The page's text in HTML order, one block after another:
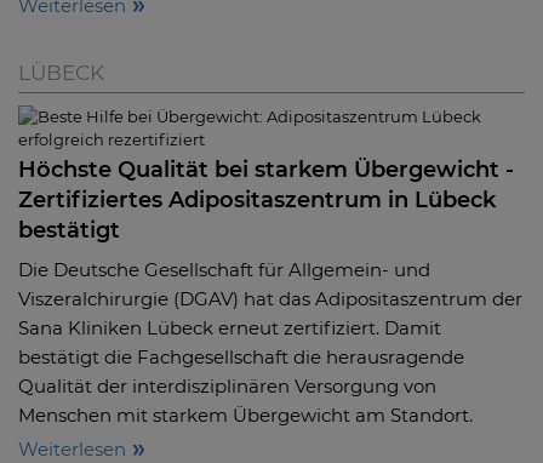
Weiterlesen
LÜBECK
Höchste Qualität bei starkem Übergewicht -
Zertifiziertes Adipositaszentrum in Lübeck
bestätigt
Die Deutsche Gesellschaft für Allgemein- und
Viszeralchirurgie (DGAV) hat das Adipositaszentrum der
Sana Kliniken Lübeck erneut zertifiziert. Damit
bestätigt die Fachgesellschaft die herausragende
Qualität der interdisziplinären Versorgung von
Menschen mit starkem Übergewicht am Standort.
Weiterlesen